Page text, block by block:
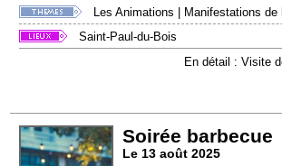
Les Animations Manifestations de
Saint-Paul-du-Bois
En détail : Visite
Soirée barbecue
Le 13 août 2025